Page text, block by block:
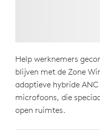
Help werknemers
blijven met de Zone
adaptieve hybride
microfoons, die
open ruimtes.